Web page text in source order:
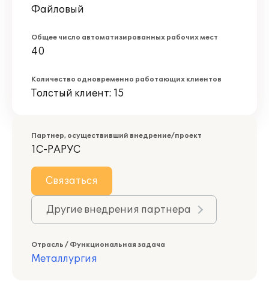
Файловый
Общее число автоматизированных рабочих мест
40
Количество одновременно работающих клиентов
Толстый клиент: 15
Партнер, осуществивший внедрение/проект
1С-РАРУС
Связаться
Другие внедрения партнера
Отрасль / Функциональная задача
Металлургия